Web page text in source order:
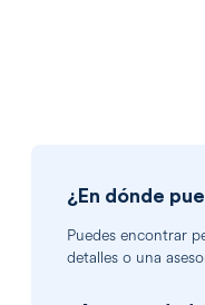
¿En dónde
Puedes encontrar
detalles o una